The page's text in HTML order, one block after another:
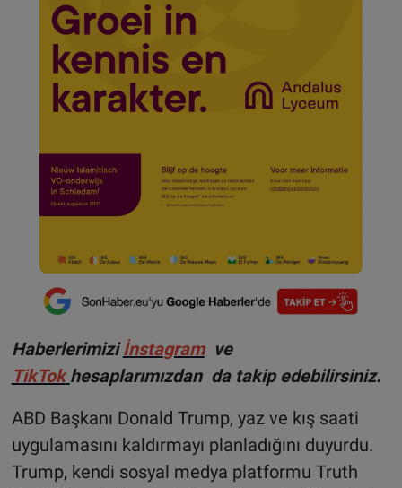
Haberlerimizi İnstagram ve
TikTok hesaplarımızdan da takip edebilirsiniz.
ABD Başkanı Donald Trump, yaz ve kış saati
uygulamasını kaldırmayı planladığını duyurdu.
Trump, kendi sosyal medya platformu Truth